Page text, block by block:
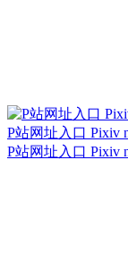
P站网址入口 Pixiv
P站网址入口 Pixiv